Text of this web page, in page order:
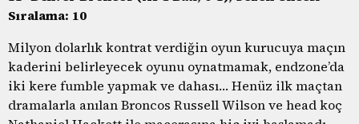
Sıralama: 10
Milyon dolarlık kontrat verdiğin oyun kurucuya maçın
kaderini belirleyecek oyunu oynatmamak, endzone’da
iki kere fumble yapmak ve dahası… Henüz ilk maçtan
dramalarla anılan Broncos Russell Wilson ve head koç